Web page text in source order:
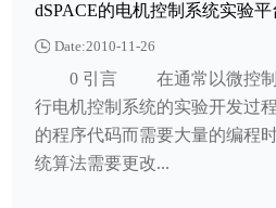
dSPACE的电机控制系统实验平
Date:2010-11-26
0 引言 在通常以微控制器
行电机控制系统的实验开发过
的程序代码而需要大量的编程
统算法需要更改...